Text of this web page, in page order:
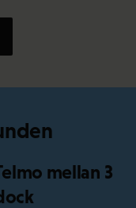
mellan 3